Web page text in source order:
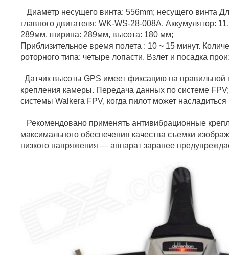
Диаметр несущего винта: 556mm; несущего винта
главного двигателя: WK-WS-28-008A. Аккумулятор:
289мм, ширина: 289мм, высота: 180 мм;
Приблизительное время полета : 10 ~ 15 минут.
роторного типа: четыре лопасти. Взлет и посадка
Датчик высоты GPS имеет фиксацию на
крепления камеры. Передача данных по системе
системы Walkera FPV, когда пилот может
Рекомендовано применять антивибрационные
максимального обеспечения качества съемки
низкого напряжения — аппарат заранее